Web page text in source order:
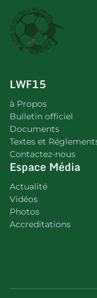
LWF15
à Propos
Bulletin officiel
Documents
Textes et
Contactez-nous
Espace Média
Actualité
Vidéos
Photos
Accreditations